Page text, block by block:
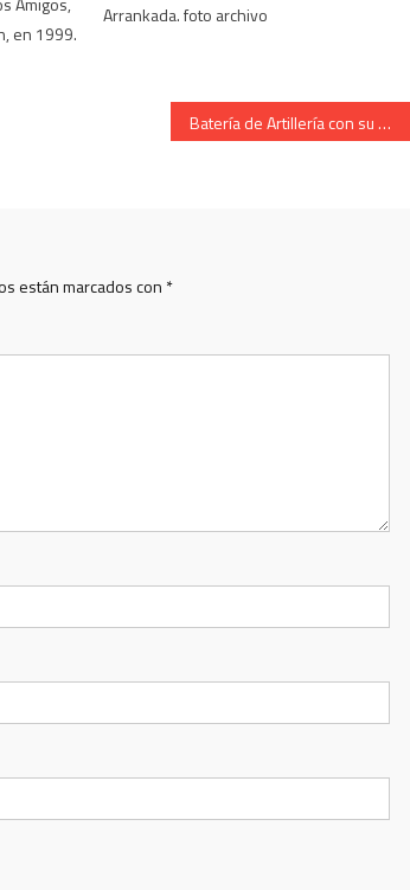
en 1999.
Arrankada. foto archivo
Batería de Artillería con su cantinera Beatriz Estalayo. Año 2004
están marcados con *